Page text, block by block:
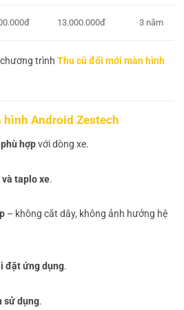
13.000.000đ 3 năm
trình Thu cũ đổi mới màn hình
Android Zestech
hợpvới dòng xe.
taplo xe.
– không cắt dây, không ảnh hưởng hệ
đặt ứng dụng.
sử dụng.